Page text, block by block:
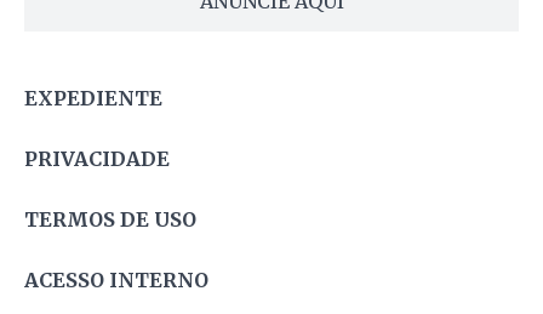
EXPEDIENTE
PRIVACIDADE
TERMOS DE USO
ACESSO INTERNO